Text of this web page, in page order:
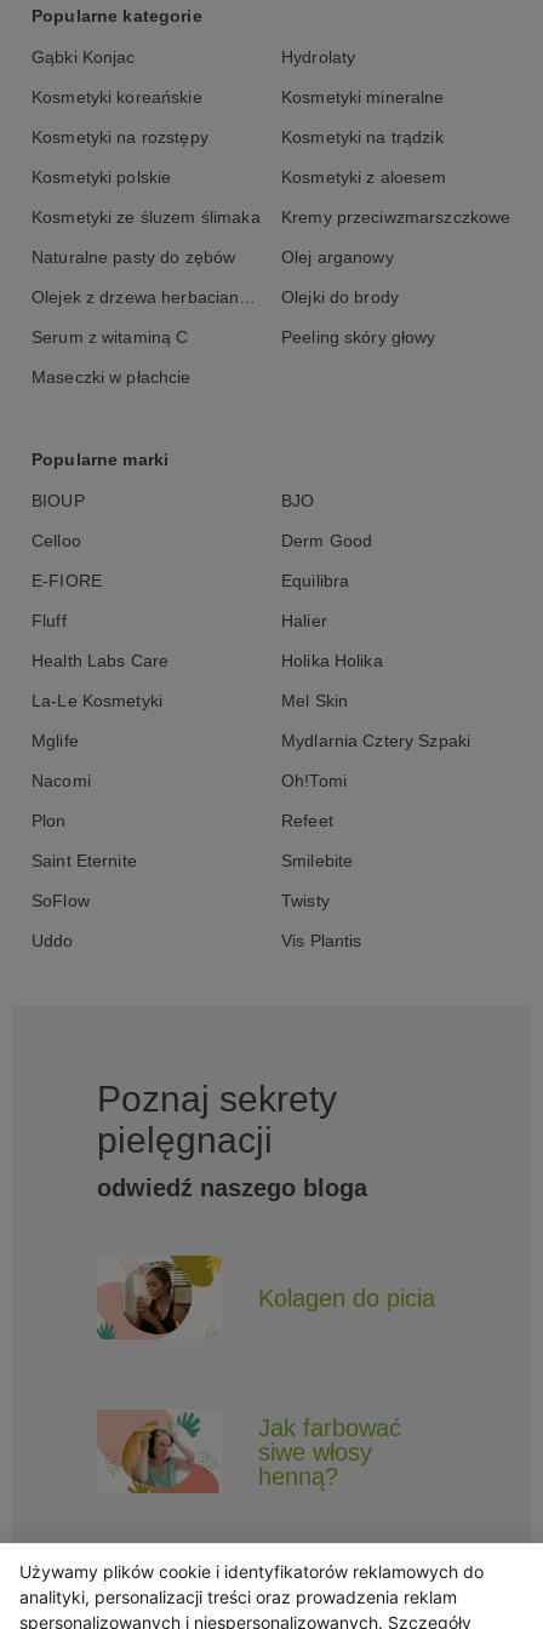
Popularne kategorie
Gąbki Konjac Hydrolaty
Kosmetyki koreańskie Kosmetyki mineralne
Kosmetyki na rozstępy Kosmetyki na trądzik
Kosmetyki polskie Kosmetyki z aloesem
Kosmetyki ze śluzem ślimaka Kremy przeciwzmarszczkowe
Naturalne pasty do zębów Olej arganowy
Olejek z drzewa herbacianego Olejki do brody
Serum z witaminą C Peeling skóry głowy
Maseczki w płachcie
Popularne marki
BIOUP BJO
Celloo Derm Good
E-FIORE Equilibra
Fluff Halier
Health Labs Care Holika Holika
La-Le Kosmetyki Mel Skin
Mglife Mydlarnia Cztery Szpaki
Nacomi Oh!Tomi
Plon Refeet
Saint Eternite Smilebite
SoFlow Twisty
Uddo Vis Plantis
Poznaj sekrety
pielęgnacji
odwiedź naszego bloga
Kolagen do picia
Jak farbować
siwe włosy
henną?
Używamy plików cookie i identyfikatorów reklamowych do
analityki, personalizacji treści oraz prowadzenia reklam
spersonalizowanych i niespersonalizowanych. Szczegóły